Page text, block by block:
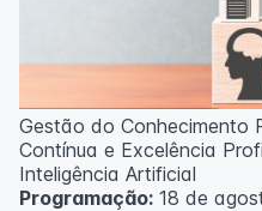
Gestão do Conhecimento
Contínua e Excelência
Inteligência Artificial
Programação: 18 de